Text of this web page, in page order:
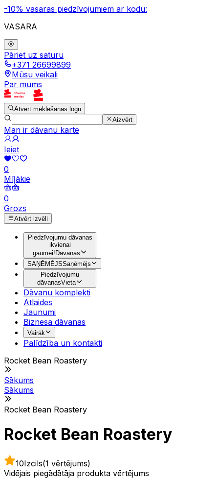
-10% vasaras piedzīvojumiem ar kodu:
VASARA
Pāriet uz saturu
+371 26699899
Mūsu veikali
Par mums
Atvērt meklēšanas logu
Aizvērt
Man ir dāvanu karte
Ieiet
0
Mīļākie
0
Grozs
Atvērt izvēli
Piedzīvojumu dāvanas
ikvienai
gaumei!Dāvanas
SAŅĒMĒJSSaņēmējs
Piedzīvojumu
dāvanasVieta
Dāvanu komplekti
Atlaides
Jaunumi
Biznesa dāvanas
Vairāk
Palīdzība un kontakti
Rocket Bean Roastery
Sākums
Sākums
Rocket Bean Roastery
Rocket Bean Roastery
10Izcils(1 vērtējums)
Vidējais piegādātāja produkta vērtējums